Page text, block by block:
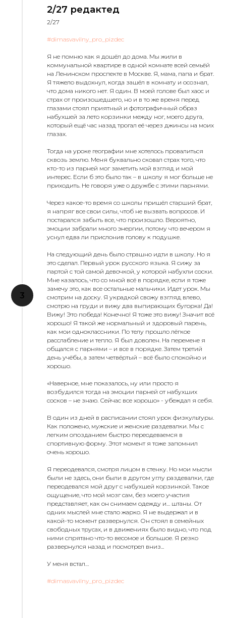
2/27 редактед
2/27
#dimasvavilny_pro_pizdec
Я не помню как я дошёл до дома. Мы жили в
коммунальной квартире в одной комнате всей семьёй
на Ленинском проспекте в Москве. Я, мама, папа и брат.
Я тяжело выдохнул, когда зашёл в комнату и осознал,
что дома никого нет. Я один. В моей голове был хаос и
страх от произошедшего, но и в то же время перед
глазами стоял приятный и фотографичный образ
набухшей за лето корзинки между ног, моего друга,
который ещё час назад трогал её через джинсы на моих
глазах.
Тогда на уроке географии мне хотелось провалиться
сквозь землю. Меня буквально сковал страх того, что
кто-то из парней мог заметить мой взгляд и мой
интерес. Если б это было так – в школу я мог больше не
приходить. Не говоря уже о дружбе с этими парнями.
Через какое-то время со школы пришёл старший брат,
я напряг все свои силы, чтоб не вызвать вопросов. И
постарался забыть все, что произошло. Вероятно,
эмоции забрали много энергии, потому что вечером я
уснул едва ли прислонив голову к подушке.
На следующий день было страшно идти в школу. Но я
это сделал. Первый урок русского языка. Я сижу за
партой с той самой девочкой, у которой набухли соски.
Мне казалось, что со мной всё в порядке, если я тоже
замечу это, как все остальные мальчики. Идет урок. Мы
смотрим на доску. Я украдкой свожу взгляд влево,
смотрю на груди и вижу два выпирающих бугорка! Да!
Вижу! Это победа! Конечно! Я тоже это вижу! Значит всё
хорошо! Я такой же нормальный и здоровый парень,
как мои одноклассники. По телу прошло лёгкое
расслабление и тепло. Я был доволен. На перемене я
общался с парнями – и все в порядке. Затем третий
день учёбы, а затем четвёртый – всё было спокойно и
хорошо.
«Наверное, мне показалось, ну или просто я
возбудился тогда на эмоции парней от набухших
сосков – не знаю. Сейчас все хорошо» - убеждал я себя.
В один из дней в расписании стоял урок физкультуры.
Как положено, мужские и женские раздевалки. Мы с
легким опозданием быстро переодеваемся в
спортивную форму. Этот момент я тоже запомнил
очень хорошо.
Я переодевался, смотря лицом в стенку. Но мои мысли
были не здесь, они были в другом углу раздевалки, где
переодевался мой друг с набухшей корзинкой. Такое
ощущение, что мой мозг сам, без моего участия
представляет, как он снимаем одежду и… штаны. От
одних мыслей мне стало жарко. Я не выдержал и в
какой-то момент развернулся. Он стоял в семейных
свободных трусах, и в движениях было видно, что под
ними спрятано что-то весомое и большое. Я резко
развернулся назад и посмотрел вниз...
У меня встал…
#dimasvavilny_pro_pizdec